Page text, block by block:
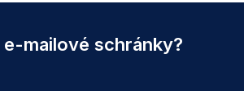
mailové schránky?